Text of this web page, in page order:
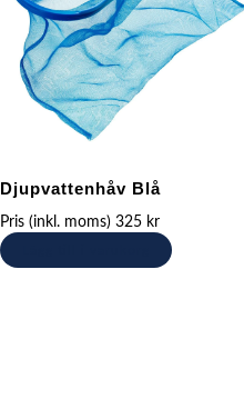
Djupvattenhåv Blå
Pris (inkl. moms) 325 kr